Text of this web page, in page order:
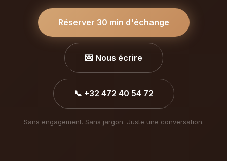
Réserver 30 min d'échange
💌 Nous écrire
📞 +32 472 40 54 72
Sans engagement. Sans jargon. Juste une conversation.